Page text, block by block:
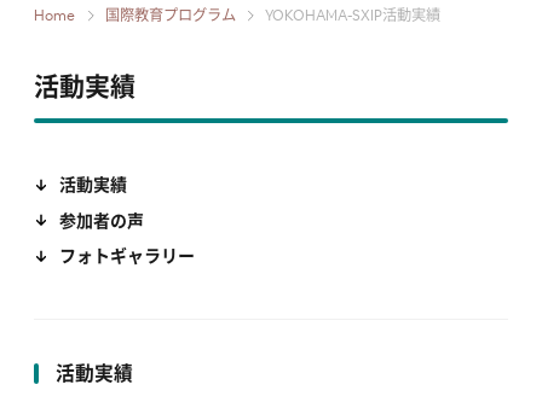
Home 国際教育プログラム YOKOHAMA-SXIP活動実績
活動実績
活動実績
参加者の声
フォトギャラリー
活動実績